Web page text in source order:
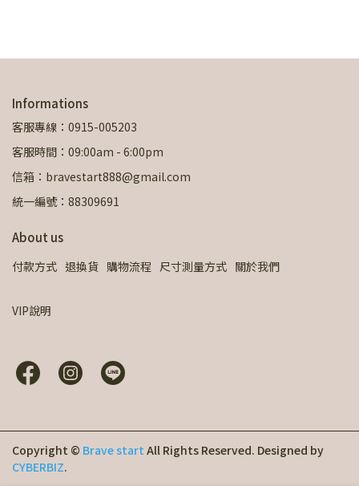
Informations
客服專線：0915-005203
客服時間：09:00am - 6:00pm
信箱：bravestart888@gmail.com
統一編號：88309691
About us
付款方式 退換貨 購物流程 尺寸測量方式 關於我們
VIP說明
Copyright © Brave start All Rights Reserved. Designed by
CYBERBIZ.